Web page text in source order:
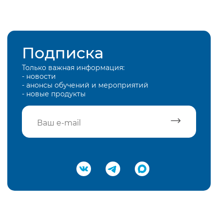
Подписка
Только важная информация:
- новости
- анонсы обучений и мероприятий
- новые продукты
Подтвердить e-mail